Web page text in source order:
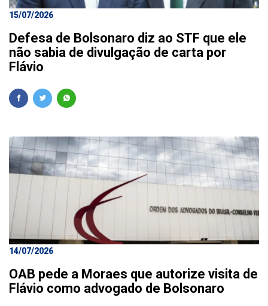
15/07/2026
Defesa de Bolsonaro diz ao STF que ele
não sabia de divulgação de carta por
Flávio
14/07/2026
OAB pede a Moraes que autorize visita de
Flávio como advogado de Bolsonaro